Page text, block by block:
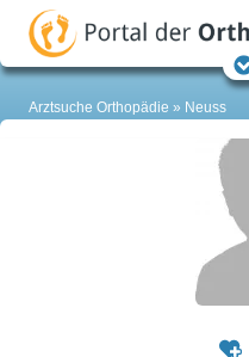
Arztsuche Orthopädie Neuss